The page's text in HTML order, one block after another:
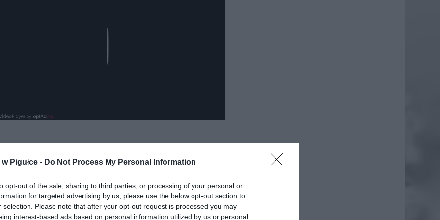
Pigułce - Do Not Process My Personal Information
opt-out of the sale, sharing to third parties, or processing of your personal or
for targeted advertising by us, please use the below opt-out section to
selection. Please note that after your opt-out request is processed you may
interest-based ads based on personal information utilized by us or personal
nas do preferowanych źródeł w Google